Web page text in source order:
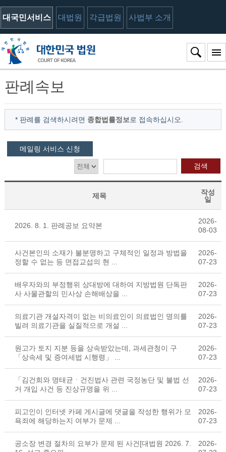
대국민서비스 대법원 각급법원 사법부 소개
판례속보
* 판례를 검색하시려면 종합법률정보 로 접속하십시오.
메일링 서비스 신청
검색
제목
작성
일
2026. 8. 1. 판례공보 요약본
2026-
08-03
사건본인의 소재가 불분명하고 구체적인 일정과 방법을
정할 수 없는 등 면접교섭의 현 ...
2026-
07-23
배우자와의 부정행위 상대방에 대하여 지방법원 단독판
사 사물관할의 민사상 손해배상을 ...
2026-
07-23
의료기관 개설자격이 없는 비의료인이 의료법인 명의를
빌려 의료기관을 실질적으로 개설 ...
2026-
07-23
원고가 토지 지분 등을 상속받았는데, 과세관청이 구
「상속세 및 증여세법 시행령」 ...
2026-
07-23
「김건희와 명태균ㆍ건진법사 관련 국정농단 및 불법 선
거 개입 사건 등 진상규명을 위 ...
2026-
07-23
피고인이 인터넷 카페 게시글에 댓글을 작성한 행위가 모
욕죄에 해당하는지 여부가 문제 ...
2026-
07-23
공소장 변경 절차의 요부가 문제 된 사건[대법원 2026. 7.
2026-